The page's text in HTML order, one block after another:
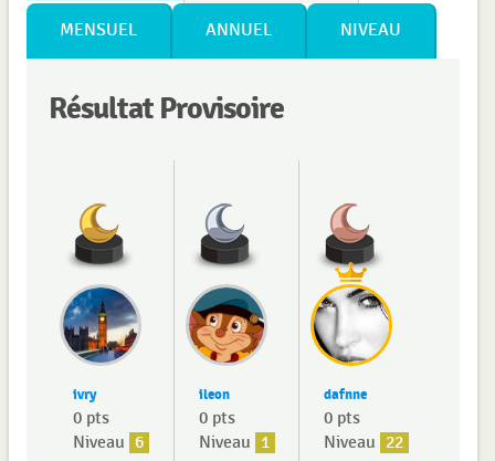
MENSUEL ANNUEL NIVEAU
Résultat Provisoire
ivry
0 pts
Niveau 6
ileon
0 pts
Niveau 1
dafnne
0 pts
Niveau 22